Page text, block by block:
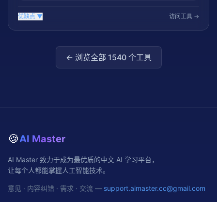
优缺点 ▼ 访问工具 →
← 浏览全部 1540个工具
🍪AI Master
AI Master 致力于成为最优质的中文 AI 学习平台，
让每个人都能掌握人工智能技术。
意见 · 内容纠错 · 需求 · 交流 — support.aimaster.cc@gmail.com